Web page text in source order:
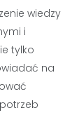
wiedzy
i
tylko
na